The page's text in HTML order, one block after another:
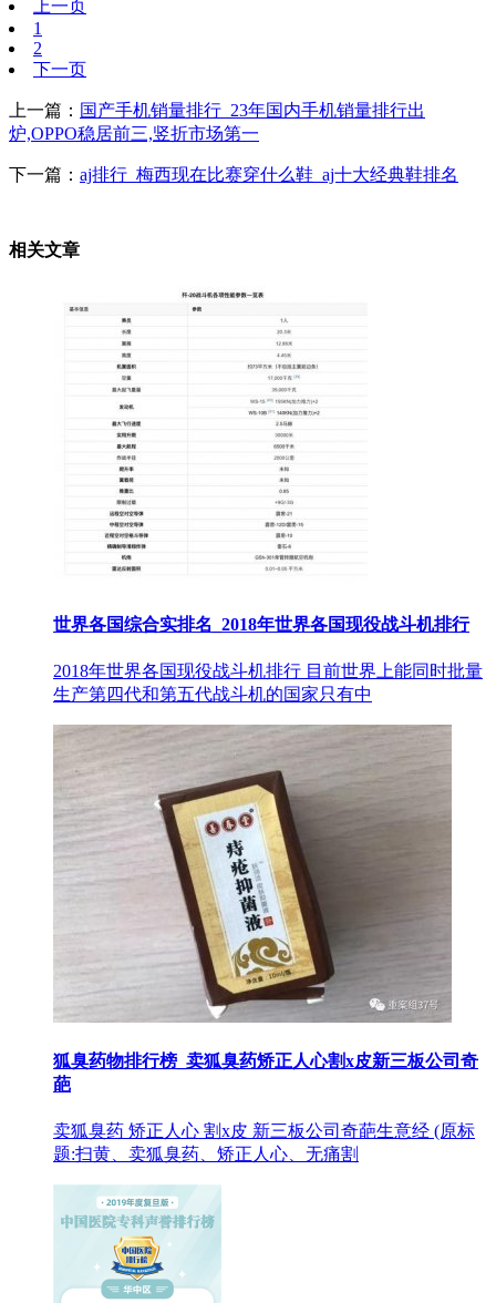
上一页
1
2
下一页
上一篇： 国产手机销量排行_23年国内手机销量排行出
炉,OPPO稳居前三,竖折市场第一
下一篇： aj排行_梅西现在比赛穿什么鞋_aj十大经典鞋排名
相关文章
世界各国综合实排名_2018年世界各国现役战斗机排行
2018年世界各国现役战斗机排行 目前世界上能同时批量
生产第四代和第五代战斗机的国家只有中
狐臭药物排行榜_卖狐臭药矫正人心割x皮新三板公司奇
葩
卖狐臭药 矫正人心 割x皮 新三板公司奇葩生意经 (原标
题:扫黄、卖狐臭药、矫正人心、无痛割